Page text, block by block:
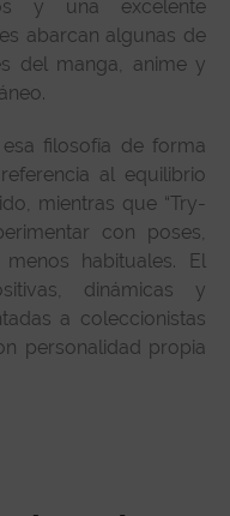
y una excelente
abarcan algunas de
del manga, anime y
filosofía de forma
al equilibrio
mientras que “Try-
con poses,
habituales. El
dinámicas y
a coleccionistas
personalidad propia